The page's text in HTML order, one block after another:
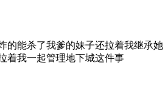
的能杀了我爹的妹子还拉着我继承她
着我一起管理地下城这件事